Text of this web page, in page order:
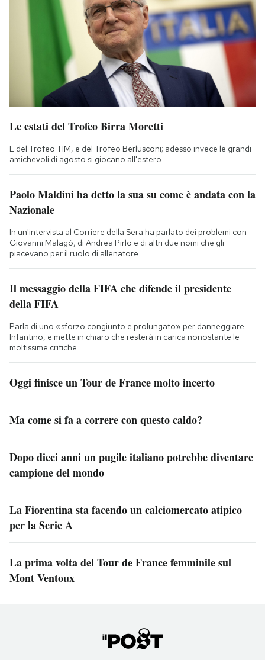
Le estati del Trofeo Birra Moretti
E del Trofeo TIM, e del Trofeo Berlusconi; adesso invece le grandi
amichevoli di agosto si giocano all'estero
Paolo Maldini ha detto la sua su come è andata con la
Nazionale
In un'intervista al Corriere della Sera ha parlato dei problemi con
Giovanni Malagò, di Andrea Pirlo e di altri due nomi che gli
piacevano per il ruolo di allenatore
Il messaggio della FIFA che difende il presidente
della FIFA
Parla di uno «sforzo congiunto e prolungato» per danneggiare
Infantino, e mette in chiaro che resterà in carica nonostante le
moltissime critiche
Oggi finisce un Tour de France molto incerto
Ma come si fa a correre con questo caldo?
Dopo dieci anni un pugile italiano potrebbe diventare
campione del mondo
La Fiorentina sta facendo un calciomercato atipico
per la Serie A
La prima volta del Tour de France femminile sul
Mont Ventoux